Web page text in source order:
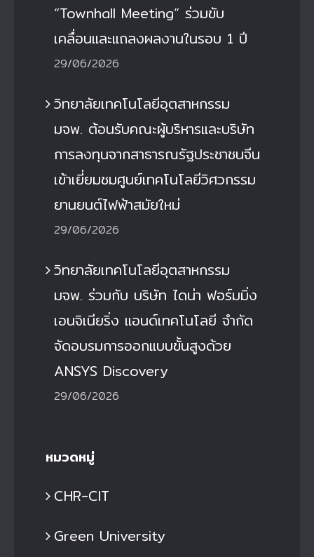
“Townhall Meeting” ร่วมขับ
เคลื่อนและแถลงผลงานในรอบ 1 ปี
29/06/2026
วิทยาลัยเทคโนโลยีอุตสาหกรรม
มจพ. ต้อนรับคณะผู้บริหารและบริษัท
การลงทุนจากสาธารณรัฐประชาชนจีน
เข้าเยี่ยมชมศูนย์เทคโนโลยีวิศวกรรม
ยานยนต์ไฟฟ้าสมัยใหม่
29/06/2026
วิทยาลัยเทคโนโลยีอุตสาหกรรม
มจพ. ร่วมกับ บริษัท ไดน่า ฟอร์มมิ่ง
เอนจิเนียริ่ง แอนด์เทคโนโลยี จำกัด
จัดอบรมการออกแบบขั้นสูงด้วย
ANSYS Discovery
29/06/2026
หมวดหมู่
CHR-CIT
Green University